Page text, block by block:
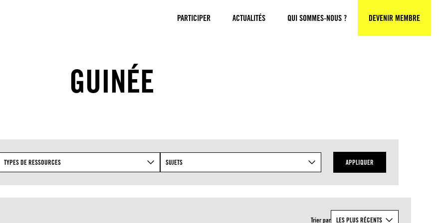
PARTICIPER ACTUALITÉS QUI SOMMES-NOUS ? DEVENIR MEMBRE
GUINÉE
TYPES DE RESSOURCES SUJETS APPLIQUER
Trier par LES PLUS RÉCENTS